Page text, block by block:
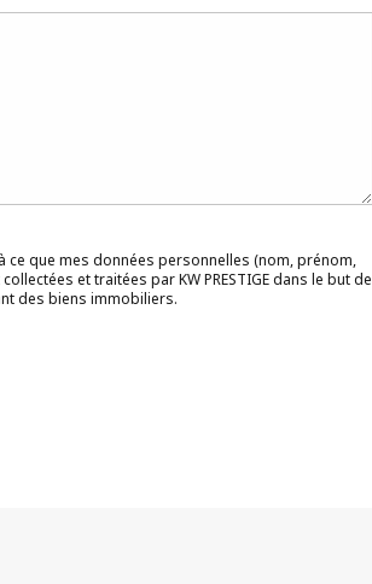
ce que mes données personnelles (nom, prénom,
et traitées par KW PRESTIGE dans le but de
des biens immobiliers.